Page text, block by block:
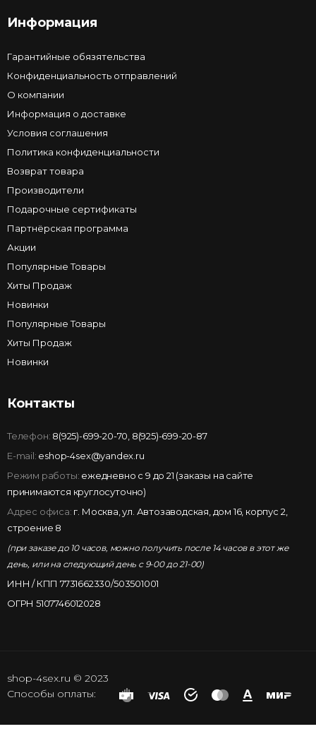
Информация
Гарантийные обязятельства
Конфиденциальность отправлений
О компании
Информация о доставке
Условия соглашения
Политика конфиденциальности
Возврат товара
Производители
Подарочные сертификаты
Партнёрская программа
Акции
Популярные Товары
Хиты Продаж
Новинки
Популярные Товары
Хиты Продаж
Новинки
Контакты
Телефон: 8(925)-699-20-70 8(925)-699-20-87
E-mail: eshop-4sex@yandex.ru
Режим работы: ежедневно с 9 до 21 (заказы на сайте
принимаются круглосуточно)
Адрес офиса: г. Москва, ул. Автозаводская, дом 16, корпус 2,
строение 8
(при заказе до 10 часов, можно получить после 14 часов в этот же
день, или на следующий день с 9-00 до 21-00)
ИНН / КПП 7731662330/503501001
ОГРН 5107746012028
shop-4sex.ru © 2023
Способы оплаты: